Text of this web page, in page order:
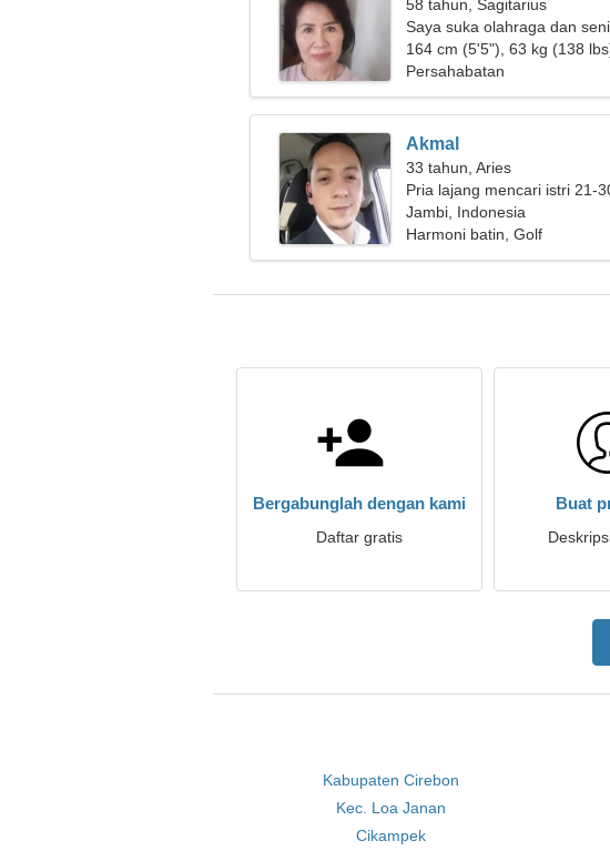
58 tahun, Sagitarius
Saya suka olahraga dan
164 cm (5'5"), 63 kg (138
Persahabatan
Akmal
33 tahun, Aries
Pria lajang mencari istri 21-
Jambi, Indonesia
Harmoni batin, Golf
Bergabunglah dengan kami
Daftar gratis
Buat
Kabupaten Cirebon
Kec. Loa Janan
Cikampek